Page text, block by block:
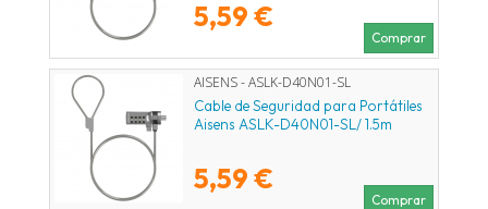
5,59 €
Comprar
AISENS - ASLK-D40N01-SL
Cable de Seguridad para Portátiles
Aisens ASLK-D40N01-SL/ 1.5m
5,59 €
Comprar